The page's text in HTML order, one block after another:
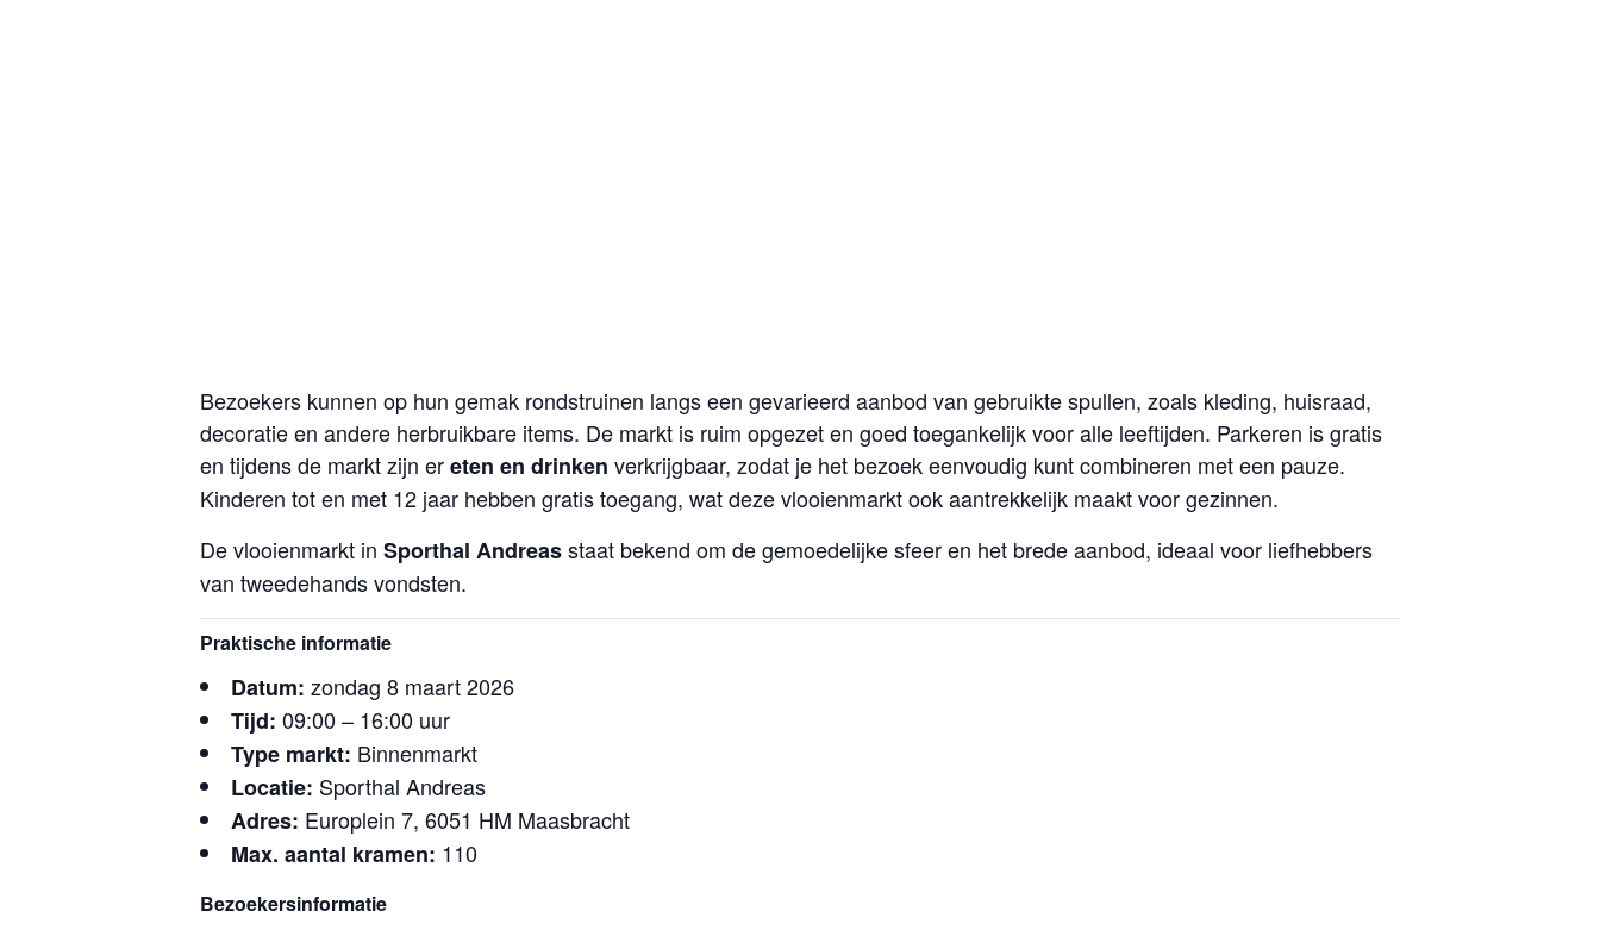
Bezoekers kunnen op hun gemak rondstruinen langs een gevarieerd aanbod van gebruikte spullen, zoals kleding, huisraad,
decoratie en andere herbruikbare items. De markt is ruim opgezet en goed toegankelijk voor alle leeftijden. Parkeren is gratis
en tijdens de markt zijn ereten en drinken verkrijgbaar, zodat je het bezoek eenvoudig kunt combineren met een pauze.
Kinderen tot en met 12 jaar hebben gratis toegang, wat deze vlooienmarkt ook aantrekkelijk maakt voor gezinnen.
De vlooienmarkt in Sporthal Andreasstaat bekend om de gemoedelijke sfeer en het brede aanbod, ideaal voor liefhebbers
van tweedehands vondsten.
Praktische informatie
Datum: zondag 8 maart 2026
Tijd: 09:00 – 16:00 uur
Type markt: Binnenmarkt
Locatie: Sporthal Andreas
Adres: Europlein 7, 6051 HM Maasbracht
Max. aantal kramen: 110
Bezoekersinformatie